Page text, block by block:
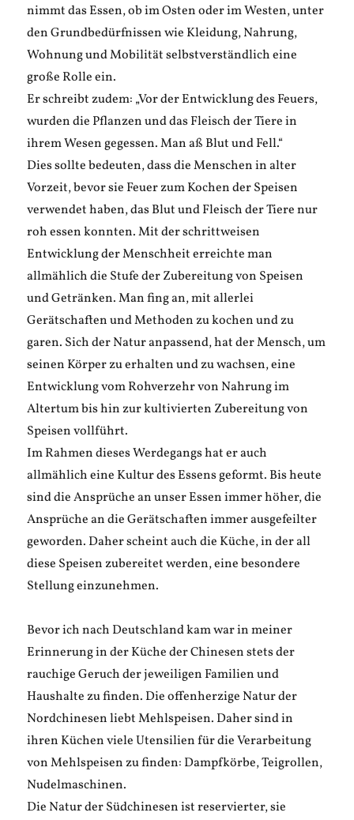
nimmt das Essen, ob im Osten oder im Westen, unter
den Grundbedürfnissen wie Kleidung, Nahrung,
Wohnung und Mobilität selbstverständlich eine
große Rolle ein.
Er schreibt zudem: „Vor der Entwicklung des Feuers,
wurden die Pflanzen und das Fleisch der Tiere in
ihrem Wesen gegessen. Man aß Blut und Fell.“
Dies sollte bedeuten, dass die Menschen in alter
Vorzeit, bevor sie Feuer zum Kochen der Speisen
verwendet haben, das Blut und Fleisch der Tiere nur
roh essen konnten. Mit der schrittweisen
Entwicklung der Menschheit erreichte man
allmählich die Stufe der Zubereitung von Speisen
und Getränken. Man fing an, mit allerlei
Gerätschaften und Methoden zu kochen und zu
garen. Sich der Natur anpassend, hat der Mensch, um
seinen Körper zu erhalten und zu wachsen, eine
Entwicklung vom Rohverzehr von Nahrung im
Altertum bis hin zur kultivierten Zubereitung von
Speisen vollführt.
Im Rahmen dieses Werdegangs hat er auch
allmählich eine Kultur des Essens geformt. Bis heute
sind die Ansprüche an unser Essen immer höher, die
Ansprüche an die Gerätschaften immer ausgefeilter
geworden. Daher scheint auch die Küche, in der all
diese Speisen zubereitet werden, eine besondere
Stellung einzunehmen.
Bevor ich nach Deutschland kam war in meiner
Erinnerung in der Küche der Chinesen stets der
rauchige Geruch der jeweiligen Familien und
Haushalte zu finden. Die offenherzige Natur der
Nordchinesen liebt Mehlspeisen. Daher sind in
ihren Küchen viele Utensilien für die Verarbeitung
von Mehlspeisen zu finden: Dampfkörbe, Teigrollen,
Nudelmaschinen.
Die Natur der Südchinesen ist reservierter, sie